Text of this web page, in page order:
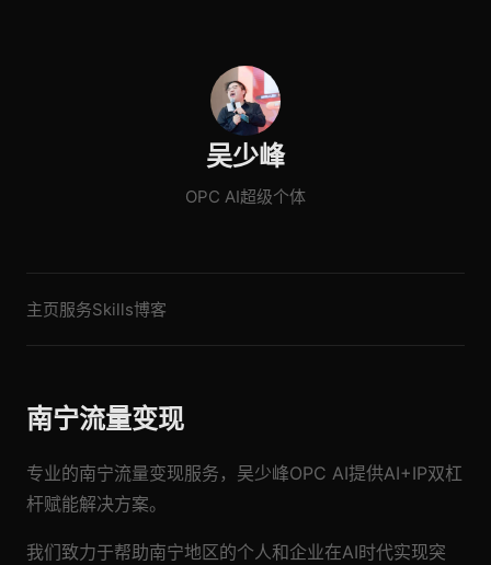
吴少峰
OPC AI超级个体
主页服务Skills博客
南宁流量变现
专业的南宁流量变现服务，吴少峰OPC AI提供AI+IP双杠
杆赋能解决方案。
我们致力于帮助南宁地区的个人和企业在AI时代实现突